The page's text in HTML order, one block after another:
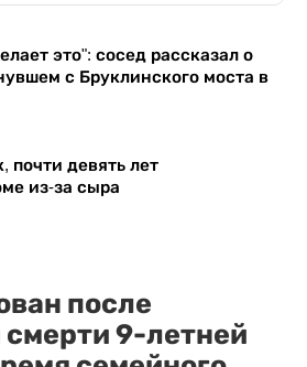
это": сосед рассказал о
с Бруклинского моста в
почти девять лет
из-за сыра
после
смерти 9-летней